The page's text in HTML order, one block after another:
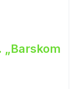
„Barskom